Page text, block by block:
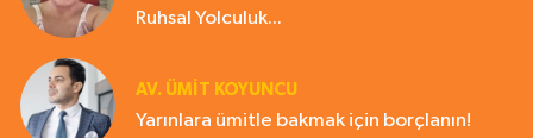
Ruhsal Yolculuk...
AV. ÜMIT KOYUNCU
Yarınlara ümitle bakmak için borçlanın!